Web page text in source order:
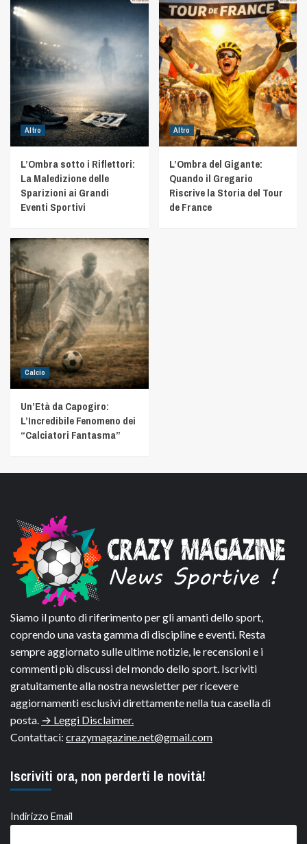
Altro
L’Ombra sotto i Riflettori:
La Maledizione delle
Sparizioni ai Grandi
Eventi Sportivi
Altro
L’Ombra del Gigante:
Quando il Gregario
Riscrive la Storia del Tour
de France
Calcio
Un’Età da Capogiro:
L’Incredibile Fenomeno dei
“Calciatori Fantasma”
Siamo il punto di riferimento per gli amanti dello sport,
coprendo una vasta gamma di discipline e eventi. Resta
sempre aggiornato sulle ultime notizie, le recensioni e i
commenti più discussi del mondo dello sport. Iscriviti
gratuitamente alla nostra newsletter per ricevere
aggiornamenti esclusivi direttamente nella tua casella di
posta. → Leggi Disclaimer.
Contattaci: crazymagazine.net@gmail.com
Iscriviti ora, non perderti le novità!
Indirizzo Email